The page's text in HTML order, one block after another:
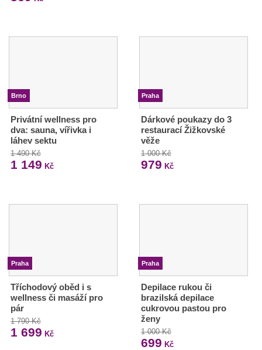
Brno
Privátní wellness pro
dva: sauna, vířivka i
láhev sektu
1 490 Kč
1 149 Kč
Praha
Dárkové poukazy do 3
restaurací Žižkovské
věže
1 000 Kč
979 Kč
Praha
Tříchodový oběd i s
wellness či masáží pro
pár
1 790 Kč
1 699 Kč
Praha
Depilace rukou či
brazilská depilace
cukrovou pastou pro
ženy
1 000 Kč
699 Kč